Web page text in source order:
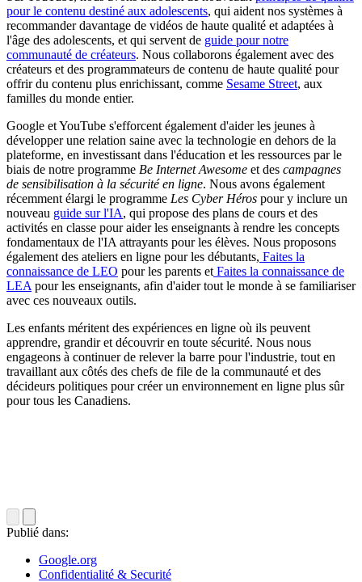
pour le contenu destiné aux adolescents, qui aident nos systèmes à
recommander davantage de vidéos de haute qualité et adaptées à
l'âge des adolescents, et qui servent de guide pour notre
communauté de créateurs. Nous collaborons également avec des
créateurs et des programmateurs de contenu de haute qualité pour
offrir du contenu plus enrichissant, comme Sesame Street, aux
familles du monde entier.
Google et YouTube s'efforcent également d'aider les jeunes à
développer une relation saine avec la technologie en dehors de la
plateforme, en investissant dans l'éducation et les ressources par le
biais de notre programme Be Internet Awesome et des campagnes
de sensibilisation à la sécurité en ligne. Nous avons également
récemment élargi le programme Les Cyber Héros pour y inclure un
nouveau guide sur l'IA, qui propose des plans de cours et des
activités en classe pour aider les enseignants à rendre les concepts
fondamentaux de l'IA attrayants pour les élèves. Nous proposons
également des ateliers en ligne pour les débutants, Faites la
connaissance de LEO pour les parents et Faites la connaissance de
LEA pour les enseignants, afin d'aider tout le monde à se familiariser
avec ces nouveaux outils.
Les enfants méritent des expériences en ligne où ils peuvent
apprendre, grandir et découvrir en toute sécurité. Nous nous
engageons à continuer de relever la barre pour l'industrie, tout en
travaillant aux côtés des chefs de file de la communauté et des
décideurs politiques pour créer un environnement en ligne plus sûr
pour tous les Canadiens.
Publié dans:
Google.org
Confidentialité & Securité